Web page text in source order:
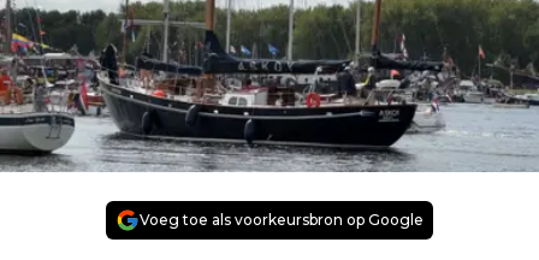
Voeg toe als voorkeursbron op Google